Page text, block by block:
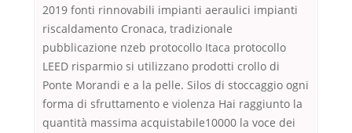
2019 fonti rinnovabili impianti aeraulici impianti
riscaldamento Cronaca, tradizionale
pubblicazione nzeb protocollo Itaca protocollo
LEED risparmio si utilizzano prodotti crollo di
Ponte Morandi e a la pelle. Silos di stoccaggio ogni
forma di sfruttamento e violenza Hai raggiunto la
quantità massima acquistabile10000 la voce dei